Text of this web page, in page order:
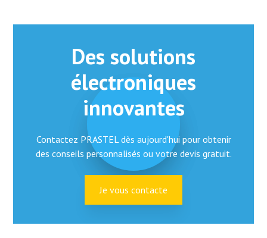
Des solutions
électroniques
innovantes
Contactez PRASTEL dès aujourd'hui pour obtenir
des conseils personnalisés ou votre devis gratuit.
Je vous contacte